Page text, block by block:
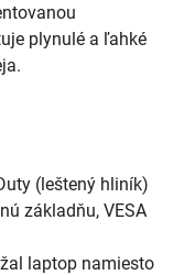
plynulé a ľahké
(leštený hliník)
základňu, VESA
laptop namiesto